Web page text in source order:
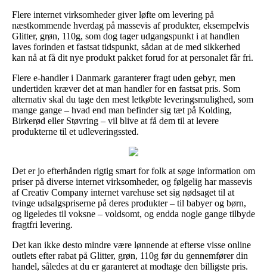
Flere internet virksomheder giver løfte om levering på
næstkommende hverdag på massevis af produkter, eksempelvis
Glitter, grøn, 110g, som dog tager udgangspunkt i at handlen
laves forinden et fastsat tidspunkt, sådan at de med sikkerhed
kan nå at få dit nye produkt pakket forud for at personalet får fri.
Flere e-handler i Danmark garanterer fragt uden gebyr, men
undertiden kræver det at man handler for en fastsat pris. Som
alternativ skal du tage den mest letkøbte leveringsmulighed, som
mange gange – hvad end man befinder sig tæt på Kolding,
Birkerød eller Støvring – vil blive at få dem til at levere
produkterne til et udleveringssted.
Det er jo efterhånden rigtig smart for folk at søge information om
priser på diverse internet virksomheder, og følgelig har massevis
af Creativ Company internet varehuse set sig nødsaget til at
tvinge udsalgspriserne på deres produkter – til babyer og børn,
og ligeledes til voksne – voldsomt, og endda nogle gange tilbyde
fragtfri levering.
Det kan ikke desto mindre være lønnende at efterse visse online
outlets efter rabat på Glitter, grøn, 110g før du gennemfører din
handel, således at du er garanteret at modtage den billigste pris.